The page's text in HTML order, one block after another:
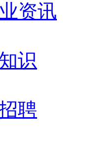
资讯
识
聘